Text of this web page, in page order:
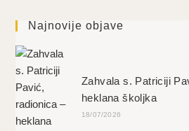
Najnovije objave
Zahvala s. Patriciji
heklana školjka
18/07/2026